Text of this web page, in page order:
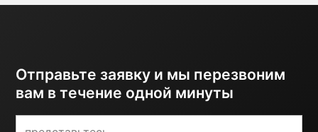
Отправьте заявку и мы перезвоним
вам в течение одной минуты